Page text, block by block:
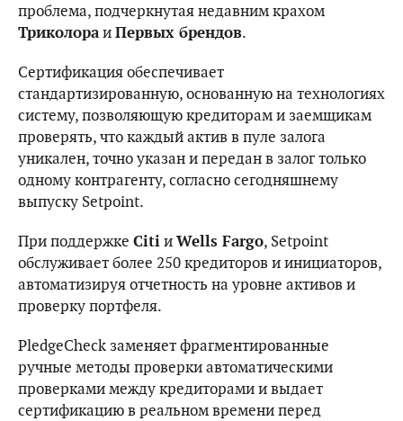
проблема, подчеркнутая недавним крахом
ТриколораиПервых брендов.
Сертификация обеспечивает
стандартизированную, основанную на технологиях
систему, позволяющую кредиторам и заемщикам
проверять, что каждый актив в пуле залога
уникален, точно указан и передан в залог только
одному контрагенту, согласно сегодняшнему
выпуску Setpoint.
При поддержке CitiиWells Fargo, Setpoint
обслуживает более 250 кредиторов и инициаторов,
автоматизируя отчетность на уровне активов и
проверку портфеля.
PledgeCheck заменяет фрагментированные
ручные методы проверки автоматическими
проверками между кредиторами и выдает
сертификацию в реальном времени перед